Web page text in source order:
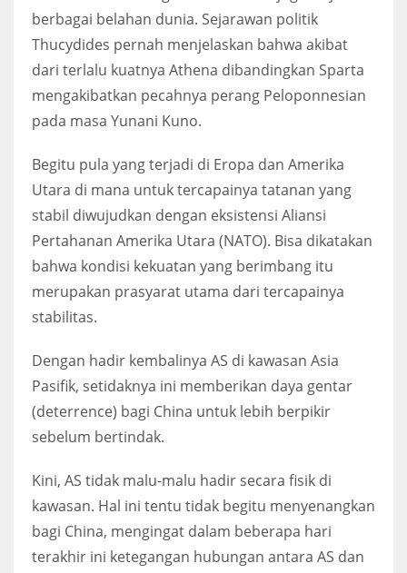
berbagai belahan dunia. Sejarawan politik
Thucydides pernah menjelaskan bahwa akibat
dari terlalu kuatnya Athena dibandingkan Sparta
mengakibatkan pecahnya perang Peloponnesian
pada masa Yunani Kuno.
Begitu pula yang terjadi di Eropa dan Amerika
Utara di mana untuk tercapainya tatanan yang
stabil diwujudkan dengan eksistensi Aliansi
Pertahanan Amerika Utara (NATO). Bisa dikatakan
bahwa kondisi kekuatan yang berimbang itu
merupakan prasyarat utama dari tercapainya
stabilitas.
Dengan hadir kembalinya AS di kawasan Asia
Pasifik, setidaknya ini memberikan daya gentar
(deterrence) bagi China untuk lebih berpikir
sebelum bertindak.
Kini, AS tidak malu-malu hadir secara fisik di
kawasan. Hal ini tentu tidak begitu menyenangkan
bagi China, mengingat dalam beberapa hari
terakhir ini ketegangan hubungan antara AS dan